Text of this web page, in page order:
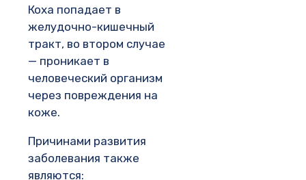
Коха попадает в
желудочно-кишечный
тракт, во втором случае
— проникает в
человеческий организм
через повреждения на
коже.
Причинами развития
заболевания также
являются: